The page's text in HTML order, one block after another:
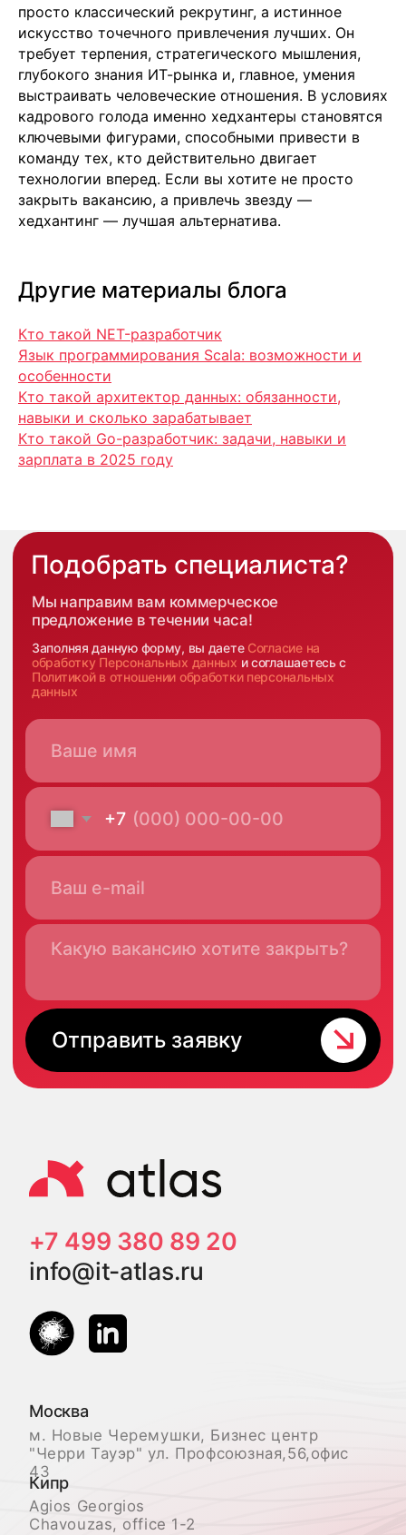
просто классический рекрутинг, а истинное
искусство точечного привлечения лучших. Он
требует терпения, стратегического мышления,
глубокого знания ИТ-рынка и, главное, умения
выстраивать человеческие отношения. В условиях
кадрового голода именно хедхантеры становятся
ключевыми фигурами, способными привести в
команду тех, кто действительно двигает
технологии вперед. Если вы хотите не просто
закрыть вакансию, а привлечь звезду —
хедхантинг — лучшая альтернатива.
Другие материалы блога
Кто такой NET-разработчик
Язык программирования Scala: возможности и
особенности
Кто такой архитектор данных: обязанности,
навыки и сколько зарабатывает
Кто такой Go-разработчик: задачи, навыки и
зарплата в 2025 году
Москва
О нас
Экспертиза
Кейсы
Блог
м. Новые Черемушки, Бизнес центр
"Черри Тауэр" ул. Профсоюзная,56,офис
43
Кипр
Agios Georgios
Chavouzas, office 1-2
Limassol, Cyprus